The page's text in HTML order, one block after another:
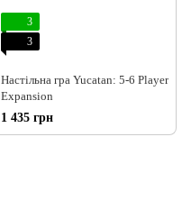
3
3
Настільна гра Yucatan: 5-6 Player
Expansion
1 435 грн